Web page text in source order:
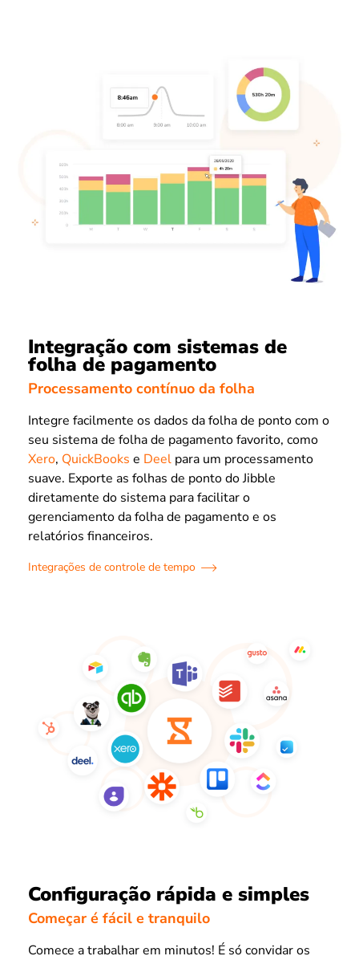
Integração com sistemas de
folha de pagamento
Processamento contínuo da folha
Integre facilmente os dados da folha de ponto com o
seu sistema de folha de pagamento favorito, como
Xero, QuickBooks e Deel para um processamento
suave. Exporte as folhas de ponto do Jibble
diretamente do sistema para facilitar o
gerenciamento da folha de pagamento e os
relatórios financeiros.
Integrações de controle de tempo
Configuração rápida e simples
Começar é fácil e tranquilo
Comece a trabalhar em minutos! É só convidar os